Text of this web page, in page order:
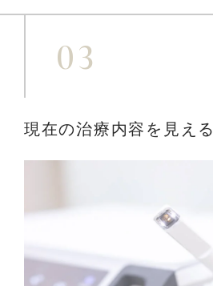
03
現在の治療内容を 見え